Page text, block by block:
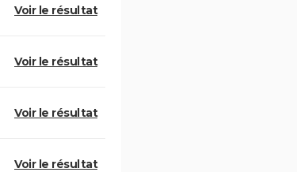
Voir le résultat
Voir le résultat
Voir le résultat
Voir le résultat